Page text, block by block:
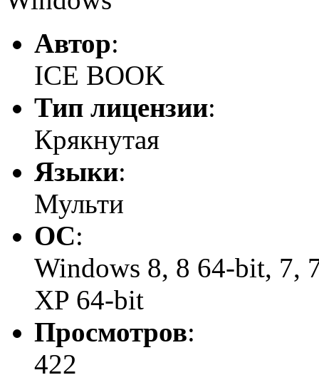
Автор:
ICE BOOK
Тип лицензии:
Крякнутая
Языки:
Мульти
ОС:
Windows 8, 8 64-bit, 7,
XP 64-bit
Просмотров:
422